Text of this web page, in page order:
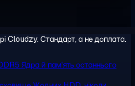
Cloudzy. Стандарт, а не доплата.
Ядра й пам'ять останнього